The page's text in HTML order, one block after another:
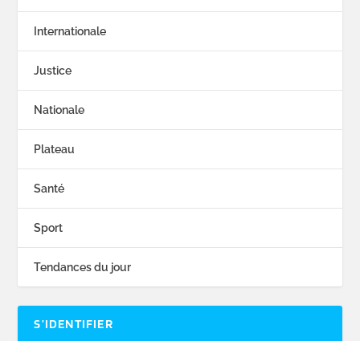
Internationale
Justice
Nationale
Plateau
Santé
Sport
Tendances du jour
S’IDENTIFIER